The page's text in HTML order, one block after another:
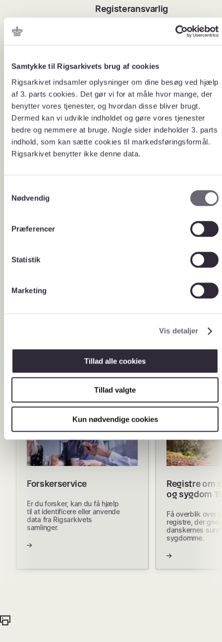
Samtykke til Rigsarkivets brug af cookies
Rigsarkivet indsamler oplysninger om dine besøg ved hjælp
af 3. parts cookies. Det gør vi for at måle hvor mange, der
benytter vores tjenester, og hvordan disse bliver brugt.
Dermed kan vi udvikle indholdet og gøre vores tjenester
bedre og nemmere at bruge. Nogle sider indeholder 3. parts
indhold, som kan sætte cookies til markedsføringsformål.
Rigsarkivet benytter ikke denne data.
Nødvendig
Præferencer
Statistik
Marketing
Vis detaljer
Tillad alle cookies
Tillad valgte
Kun nødvendige cookies
Registeransvarlig
Oplysning ikke tilgængelig
Personer og dyr med formodede
bivirkninger fra humane og
veterinære lægemidler
Udvalgte variable
Cpr-nr.
Højde
Vægt
Søg efter digitalt skabte data
digitalt skabte data (administrative
adgang til ikke umiddelbart
For at finde registeret skal du søge på
registernavnet eller på det enkelte
Forskerservice
Er du forsker, kan du få hjælp
til at identificere eller anvende
data fra Rigsarkivets
samlinger.
Registre om
og sygdom
Få overblik over
registre, der
danskernes
sygdomme.